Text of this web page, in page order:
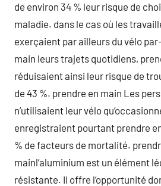
de environ 34 % leur risque de
maladie. dans le cas où les
exerçaient par ailleurs du vélo
main leurs trajets quotidiens,
réduisaient ainsi leur risque de
de 43 %. prendre en main Les
n’utilisaient leur vélo
enregistraient pourtant prendre
% de facteurs de mortalité.
mainl’aluminium est un élément
résistante. Il offre l’opportunité